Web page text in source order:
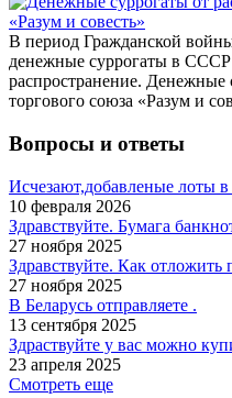
В период Гражданской
денежные суррогаты в
распространение. Денежные
торгового союза «Разум и
Вопросы и ответы
Исчезают,добавленые лоты в
10 февраля 2026
Здравствуйте. Бумага
27 ноября 2025
Здравствуйте. Как отложить
27 ноября 2025
В Беларусь отправляете .
13 сентября 2025
Здраствуйте у вас можно
23 апреля 2025
Смотреть еще